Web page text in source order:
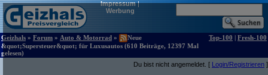
Impressum|
Werbung
Geizhals » Forum » Auto & Motorrad »
Neue
&quot;Supersteuer&quot; für Luxusautos (610 Beiträge, 12397 Mal
gelesen)
Top-100 | Fresh-100
Du bist nicht angemeldet. [ Login/Registrieren ]